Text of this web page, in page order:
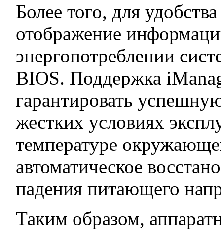
Более того, для
отображение
энергопотреблении
BIOS. Поддержка
гарантировать
жестких условиях
температуре
автоматическое
падения питающего
Таким образом,